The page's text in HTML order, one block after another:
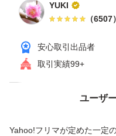
YUKI
（6507）
安心取引出品者
取引実績99+
ユーザ
Yahoo!フリマが定めた一定
価格の相談